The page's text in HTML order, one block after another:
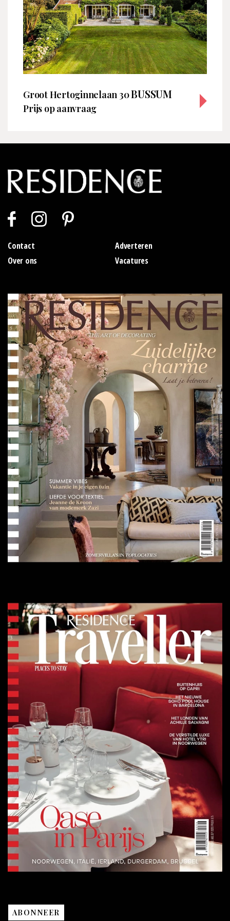
Groot Hertoginnelaan 30BUSSUM
Prijs op aanvraag
Contact
Adverteren
Over ons
Vacatures
ABONNEER